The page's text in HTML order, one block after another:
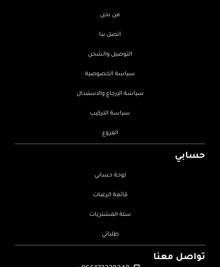
من نحن
اتصل بنا
التوصيل والشحن
سياسة الخصوصية
سياسة الإرجاع والاستبدال
سياسة التركيب
الفروع
حسابي
لوحة حسابي
قائمة الرغبات
سلة المشتريات
طلباتي
تواصل معنا